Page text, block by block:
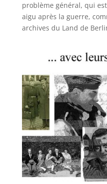
problème général, qui
aigu après la guerre,
archives du Land de